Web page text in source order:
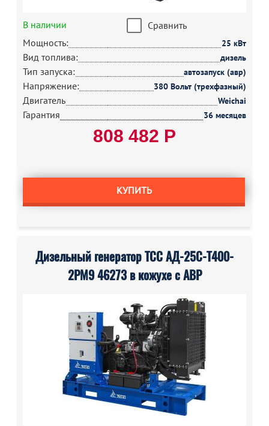
В наличии
Сравнить
Мощность:
25 кВт
Вид топлива: дизель
Тип запуска: автозапуск (авр)
Напряжение: 380 Вольт (трехфазный)
Двигатель Weichai
Гарантия 36 месяцев
808 482 Р
КУПИТЬ
Дизельный генератор ТСС АД-25С-Т400-
2РМ9 46273 в кожухе с АВР